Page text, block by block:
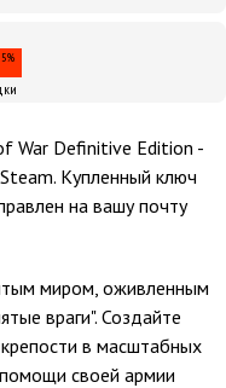
5%
War Definitive Edition -
Купленный ключ
на вашу почту
миром, оживленным
враги". Создайте
в масштабных
своей армии